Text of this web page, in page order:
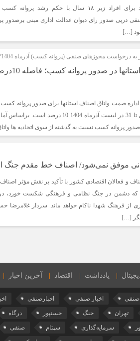
پروانه کسب مقرر شد برای افراد زیر ۱۸ سال با حکم
درپی صدور رای دیوان عدالت اداری مبنی برصدور
مجوزهای صنفی (پروانه کسب) آذرماه 1404*
صمت واتاق اصناف استانها برای صدور پروانه
است که فاصله رتبه اول تا 31 در لیست آذرماه
پروانه کسب نسبت به گذشته از سوی اتحادیه ها
موفق نمی‌شود/ اصناف خط مقدم جنگ
و فعالان اقتصادی کشور با تأکید بر نقش مؤثر اصناف
دشمن در جنگ نظامی و فرهنگی شکست خورد، در
از فرهنگ شهدا ناکام خواهد ماند. سردار غلامرضا
یادداشت اقتصاد آخرین اخبار
صنفی اخبار صنفی اخبارصنفی
تهران جنگ حسنپور درگاه
سرمایه‌گذاری سپتام صنفی